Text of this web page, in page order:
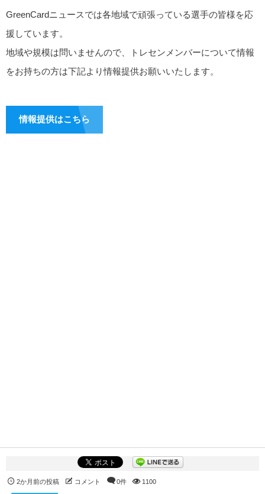
GreenCardニュースでは各地域で頑張っている選手の皆様を応
援しています。
地域や規模は問いませんので、トレセンメンバーについて情報
をお持ちの方は下記より情報提供お願いいたします。
情報提供はこちら
2か月前の投稿 コメント 0件 1100